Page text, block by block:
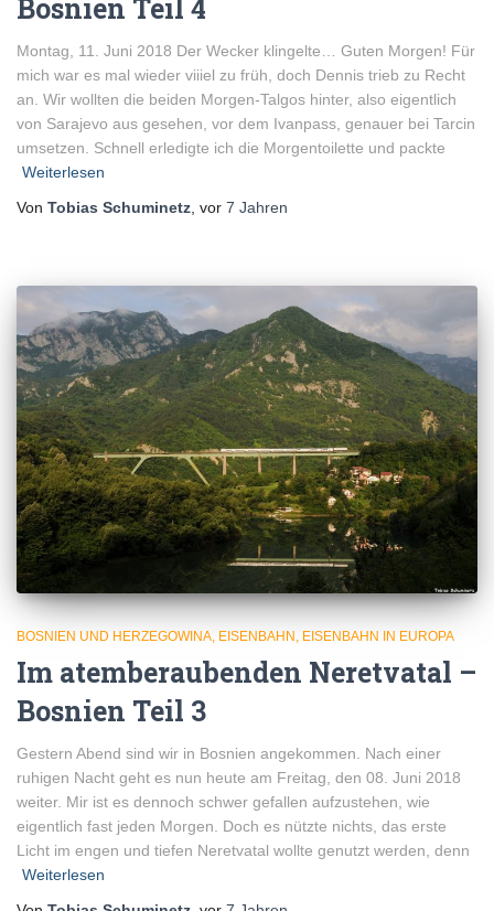
Bosnien Teil 4
Montag, 11. Juni 2018 Der Wecker klingelte… Guten Morgen! Für
mich war es mal wieder viiiel zu früh, doch Dennis trieb zu Recht
an. Wir wollten die beiden Morgen-Talgos hinter, also eigentlich
von Sarajevo aus gesehen, vor dem Ivanpass, genauer bei Tarcin
umsetzen. Schnell erledigte ich die Morgentoilette und packte
Weiterlesen
Von Tobias Schuminetz , vor 7 Jahren
BOSNIEN UND HERZEGOWINA EISENBAHN EISENBAHN IN EUROPA
Im atemberaubenden Neretvatal –
Bosnien Teil 3
Gestern Abend sind wir in Bosnien angekommen. Nach einer
ruhigen Nacht geht es nun heute am Freitag, den 08. Juni 2018
weiter. Mir ist es dennoch schwer gefallen aufzustehen, wie
eigentlich fast jeden Morgen. Doch es nützte nichts, das erste
Licht im engen und tiefen Neretvatal wollte genutzt werden, denn
Weiterlesen